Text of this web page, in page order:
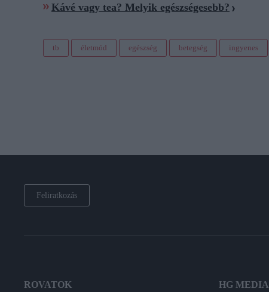
Kávé vagy tea? Melyik egészségesebb?
tb életmód egészség betegség ingyenes
Feliratkozás
ROVATOK HG MEDIA